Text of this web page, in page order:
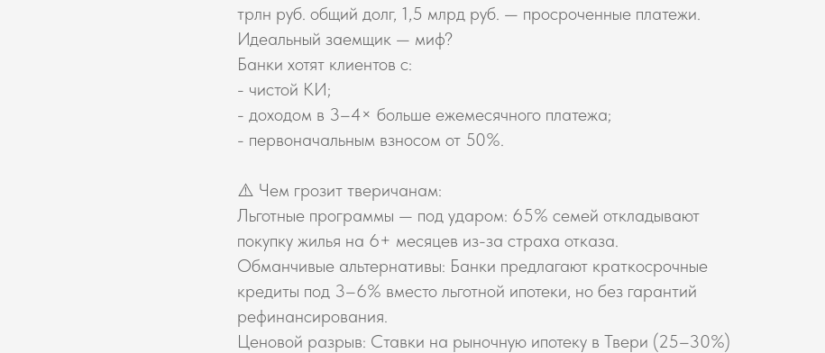
трлн руб. общий долг, 1,5 млрд руб. — просроченные платежи.
Идеальный заемщик — миф?
Банки хотят клиентов с:
- чистой КИ;
- доходом в 3–4× больше ежемесячного платежа;
- первоначальным взносом от 50%.
⚠️ Чем грозит тверичанам:
Льготные программы — под ударом: 65% семей откладывают
покупку жилья на 6+ месяцев из-за страха отказа.
Обманчивые альтернативы: Банки предлагают краткосрочные
кредиты под 3–6% вместо льготной ипотеки, но без гарантий
рефинансирования.
Ценовой разрыв: Ставки на рыночную ипотеку в Твери (25–30%)